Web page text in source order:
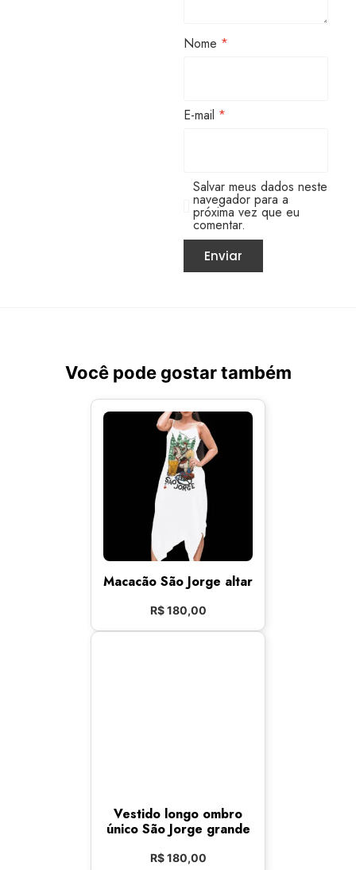
Nome *
E-mail *
Salvar meus dados neste
navegador para a
próxima vez que eu
comentar.
Você pode gostar também
Macacão São Jorge altar
R$180,00
Vestido longo ombro
único São Jorge grande
R$180,00